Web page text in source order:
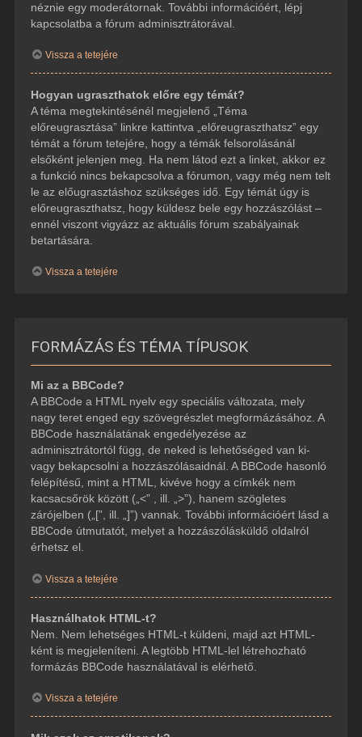
néznie egy moderátornak. További információért, lépj
kapcsolatba a fórum adminisztrátorával.
Vissza a tetejére
Hogyan ugraszthatok előre egy témát?
A téma megtekintésénél megjelenő „Téma
előreugrasztása” linkre kattintva „előreugraszthatsz” egy
témát a fórum tetejére, hogy a témák felsorolásánál
elsőként jelenjen meg. Ha nem látod ezt a linket, akkor ez
a funkció nincs bekapcsolva a fórumon, vagy még nem telt
le az előugrasztáshoz szükséges idő. Egy témát úgy is
előreugraszthatsz, hogy küldesz bele egy hozzászólást –
ennél viszont vigyázz az aktuális fórum szabályainak
betartására.
Vissza a tetejére
FORMÁZÁS ÉS TÉMA TÍPUSOK
Mi az a BBCode?
A BBCode a HTML nyelv egy speciális változata, mely
nagy teret enged egy szövegrészlet megformázásához. A
BBCode használatának engedélyezése az
adminisztrátortól függ, de neked is lehetőséged van ki-
vagy bekapcsolni a hozzászólásaidnál. A BBCode hasonló
felépítésű, mint a HTML, kivéve hogy a címkék nem
kacsacsőrök között („<” , ill. „>”), hanem szögletes
zárójelben („[”, ill. „]”) vannak. További információért lásd a
BBCode útmutatót, melyet a hozzászólásküldő oldalról
érhetsz el.
Vissza a tetejére
Használhatok HTML-t?
Nem. Nem lehetséges HTML-t küldeni, majd azt HTML-
ként is megjeleníteni. A legtöbb HTML-lel létrehozható
formázás BBCode használatával is elérhető.
Vissza a tetejére